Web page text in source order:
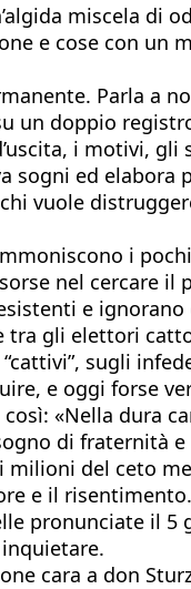
miscela di
e cose con un
Parla a
doppio
i motivi,
ed elabora
vuole
i
nel cercare
e ignorano
tra gli elettori
sugli
e oggi forse
«Nella dura
di fraternità
del ceto
e il
pronunciate il 5
cara a don